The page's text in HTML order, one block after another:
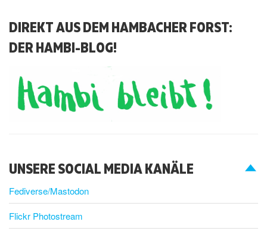
DIREKT AUS DEM HAMBACHER FORST:
DER HAMBI-BLOG!
UNSERE SOCIAL MEDIA KANÄLE
Fediverse/Mastodon
Flickr Photostream